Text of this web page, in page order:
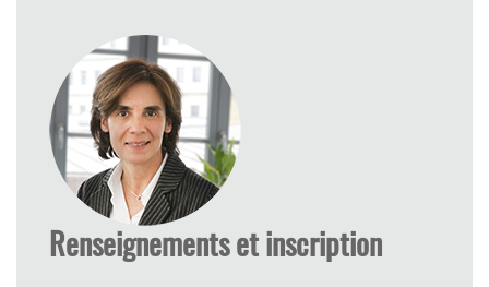
Renseignements et inscription